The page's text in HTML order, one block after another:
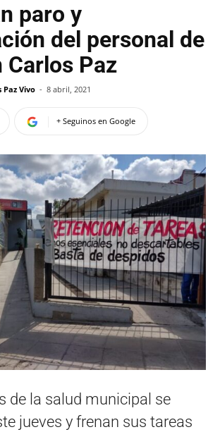
paro y
del personal de
Carlos Paz
Paz Vivo - 8 abril, 2021
+ Seguinos en Google
de la salud municipal se
jueves y frenan sus tareas